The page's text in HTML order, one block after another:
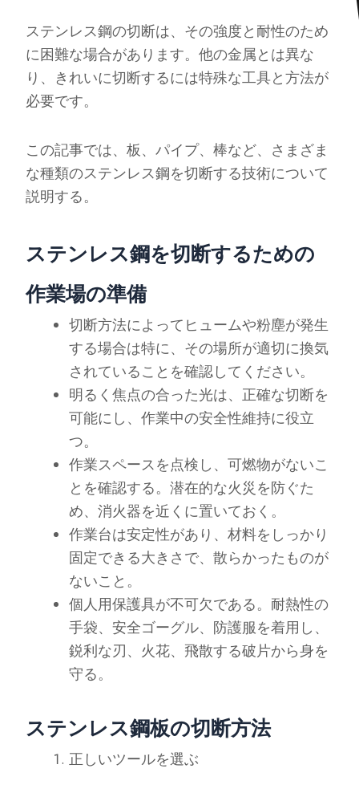
ステンレス鋼の切断は、その強度と耐性のため
に困難な場合があります。他の金属とは異な
り、きれいに切断するには特殊な工具と方法が
必要です。
この記事では、板、パイプ、棒など、さまざま
な種類のステンレス鋼を切断する技術について
説明する。
ステンレス鋼を切断するための
作業場の準備
切断方法によってヒュームや粉塵が発生
する場合は特に、その場所が適切に換気
されていることを確認してください。
明るく焦点の合った光は、正確な切断を
可能にし、作業中の安全性維持に役立
つ。
作業スペースを点検し、可燃物がないこ
とを確認する。潜在的な火災を防ぐた
め、消火器を近くに置いておく。
作業台は安定性があり、材料をしっかり
固定できる大きさで、散らかったものが
ないこと。
個人用保護具が不可欠である。耐熱性の
手袋、安全ゴーグル、防護服を着用し、
鋭利な刃、火花、飛散する破片から身を
守る。
ステンレス鋼板の切断方法
正しいツールを選ぶ